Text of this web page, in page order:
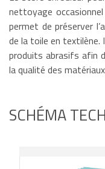
nettoyage
permet de préserver
de la toile en textilène.
produits abrasifs afin
la qualité des
SCHÉMA